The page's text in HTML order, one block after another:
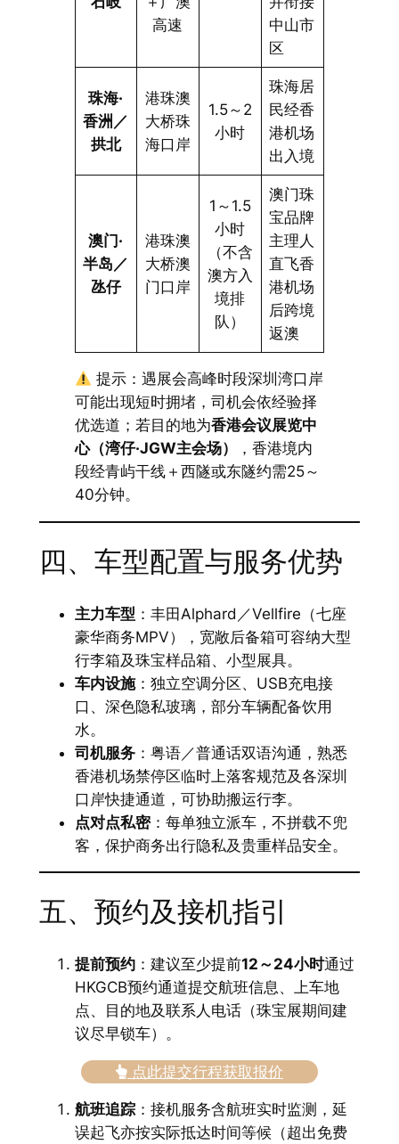
高速
中山市
区
珠海·
香洲／
拱北
港珠澳
大桥珠
海口岸
1.5～2
小时
珠海居
民经香
港机场
出入境
澳门·
半岛／
氹仔
港珠澳
大桥澳
门口岸
1～1.5
小时
（不含
澳方入
境排
队）
澳门珠
宝品牌
主理人
直飞香
港机场
后跨境
返澳
提示：遇展会高峰时段深圳湾口岸
可能出现短时拥堵，司机会依经验择
优选道；若目的地为香港会议展览中
心（湾仔·JGW主会场）
，香港境内
段经青屿干线＋西隧或东隧约需25～
40分钟。
四、车型配置与服务优势
主力车型 ：丰田Alphard／Vellfire（七座
豪华商务MPV），宽敞后备箱可容纳大型
行李箱及珠宝样品箱、小型展具。
车内设施：独立空调分区、USB充电接
口、深色隐私玻璃，部分车辆配备饮用
水。
司机服务：粤语／普通话双语沟通，熟悉
香港机场禁停区临时上落客规范及各深圳
口岸快捷通道，可协助搬运行李。
点对点私密：每单独立派车，不拼载不兜
客，保护商务出行隐私及贵重样品安全。
五、预约及接机指引
提前预约：建议至少提前12～24小时通过
HKGCB预约通道提交航班信息、上车地
点、目的地及联系人电话（珠宝展期间建
议尽早锁车）。
点此提交行程获取报价
航班追踪：接机服务含航班实时监测，延
误起飞亦按实际抵达时间等候（超出免费